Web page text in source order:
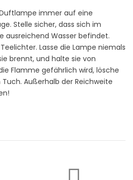
immer auf eine
Stelle sicher, dass sich im
ausreichend Wasser befindet.
Lasse die Lampe niemals
brennt, und halte sie von
Flamme gefährlich wird, lösche
Außerhalb der Reichweite